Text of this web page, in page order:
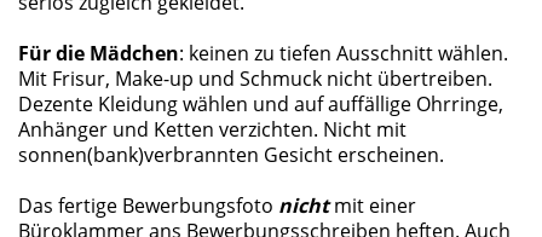
Für die Mädchen: keinen zu tiefen Ausschnitt wählen.
Mit Frisur, Make-up und Schmuck nicht übertreiben.
Dezente Kleidung wählen und auf auffällige Ohrringe,
Anhänger und Ketten verzichten. Nicht mit
sonnen(bank)verbrannten Gesicht erscheinen.
Das fertige Bewerbungsfoto nichtmit einer
Büroklammer ans Bewerbungsschreiben heften. Auch